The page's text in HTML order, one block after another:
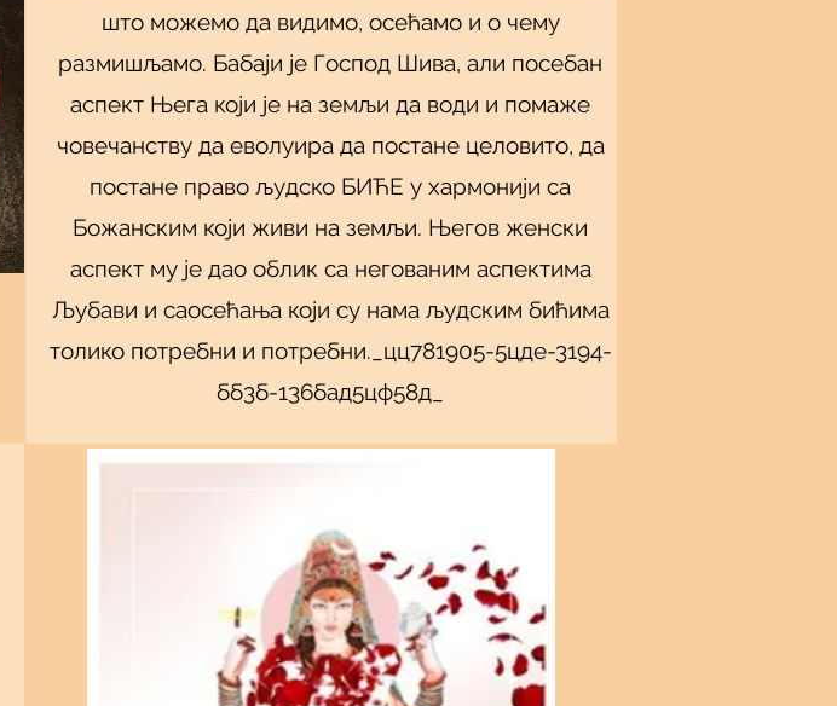
што можемо да видимо, осећамо и о чему
размишљамо. Бабаји је Господ Шива, али посебан
аспект Њега који је на земљи да води и помаже
човечанству да еволуира да постане целовито, да
постане право људско БИЋЕ у хармонији са
Божанским који живи на земљи. Његов женски
аспект му је дао облик са негованим аспектима
Љубави и саосећања који су нама људским бићима
толико потребни и потребни._цц781905-5цде-3194-
бб3б-136бад5цф58д_